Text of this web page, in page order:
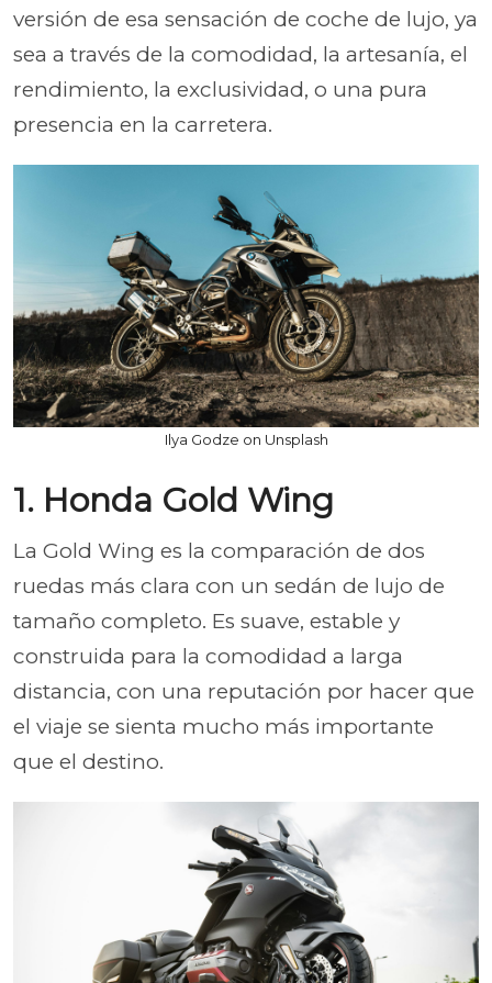
versión de esa sensación de coche de lujo, ya
sea a través de la comodidad, la artesanía, el
rendimiento, la exclusividad, o una pura
presencia en la carretera.
Ilya Godze on Unsplash
1. Honda Gold Wing
La Gold Wing es la comparación de dos
ruedas más clara con un sedán de lujo de
tamaño completo. Es suave, estable y
construida para la comodidad a larga
distancia, con una reputación por hacer que
el viaje se sienta mucho más importante
que el destino.